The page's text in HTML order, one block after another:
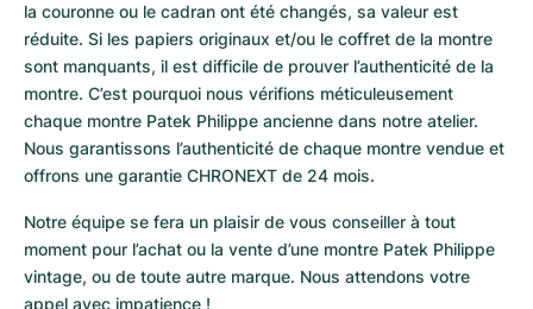
la couronne ou le cadran ont été changés, sa valeur est
réduite. Si les papiers originaux et/ou le coffret de la montre
sont manquants, il est difficile de prouver l’authenticité de la
montre. C’est pourquoi nous vérifions méticuleusement
chaque montre Patek Philippe ancienne dans notre atelier.
Nous garantissons l’authenticité de chaque montre vendue et
offrons une garantie CHRONEXT de 24 mois.
Notre équipe se fera un plaisir de vous conseiller à tout
moment pour l’achat ou la vente d’une montre Patek Philippe
vintage, ou de toute autre marque. Nous attendons votre
appel avec impatience !